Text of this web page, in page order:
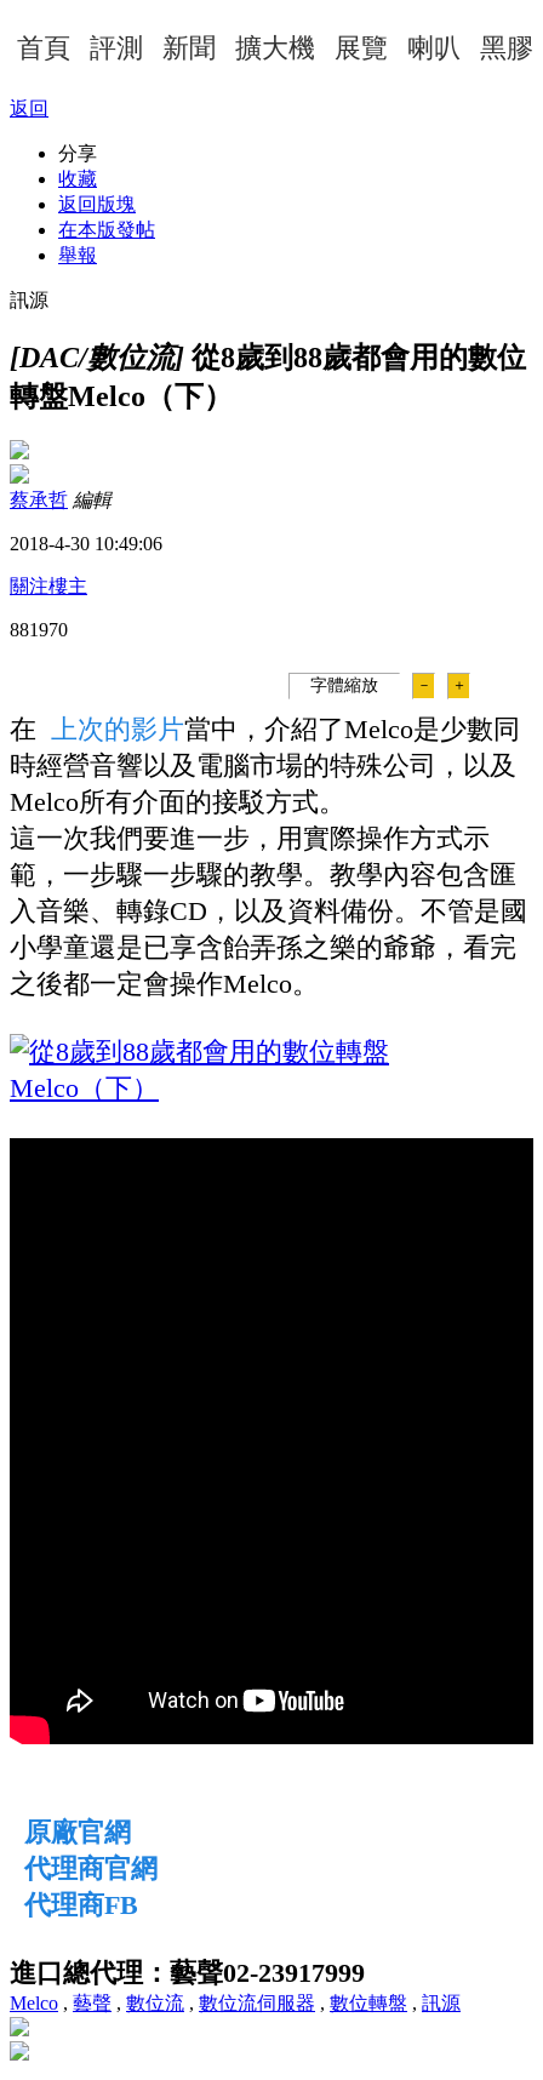
首頁 評測 新聞 擴大機 展覽 喇叭 黑膠
返回
分享
收藏
返回版塊
在本版發帖
舉報
訊源
[DAC/數位流] 從8歲到88歲都會用的數位
轉盤Melco（下）
蔡承哲 編輯
2018-4-30 10:49:06
關注樓主
881970
字體縮放 － ＋
在 上次的影片當中，介紹了Melco是少數同
時經營音響以及電腦市場的特殊公司，以及
Melco所有介面的接駁方式。
這一次我們要進一步，用實際操作方式示
範，一步驟一步驟的教學。教學內容包含匯
入音樂、轉錄CD，以及資料備份。不管是國
小學童還是已享含飴弄孫之樂的爺爺，看完
之後都一定會操作Melco。
原廠官網
代理商官網
代理商FB
進口總代理：藝聲02-23917999
Melco , 藝聲 , 數位流 , 數位流伺服器 , 數位轉盤 , 訊源